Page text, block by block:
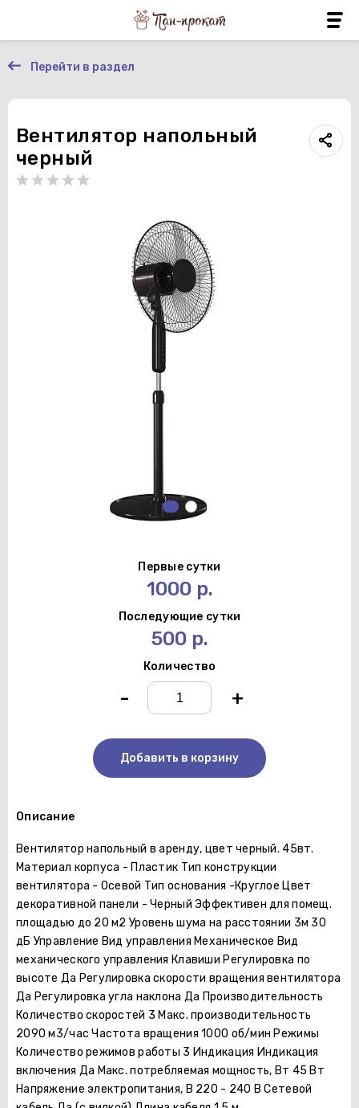
Перейти в раздел
Вентилятор напольный
черный
Первые сутки
1000 р.
Последующие сутки
500 р.
Количество
- +
Добавить в корзину
Описание
Вентилятор напольный в аренду, цвет черный. 45вт.
Материал корпуса - Пластик Тип конструкции
вентилятора - Осевой Тип основания -Круглое Цвет
декоративной панели - Черный Эффективен для помещ.
площадью до 20 м2 Уровень шума на расстоянии 3м 30
дБ Управление Вид управления Механическое Вид
механического управления Клавиши Регулировка по
высоте Да Регулировка скорости вращения вентилятора
Да Регулировка угла наклона Да Производительность
Количество скоростей 3 Макс. производительность
2090 м3/час Частота вращения 1000 об/мин Режимы
Количество режимов работы 3 Индикация Индикация
включения Да Макс. потребляемая мощность, Вт 45 Вт
Напряжение электропитания, В 220 - 240 В Сетевой